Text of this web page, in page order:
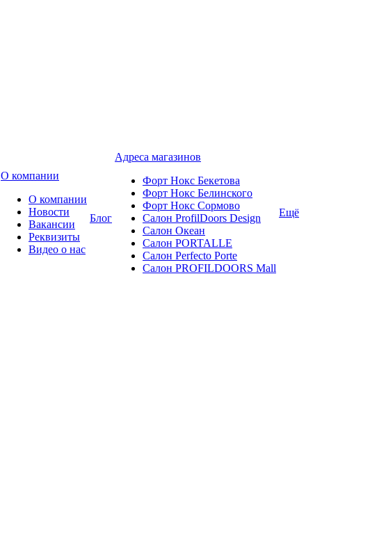
О компании
О компании
Новости
Вакансии
Реквизиты
Видео о нас
Блог
Адреса магазинов
Форт Нокс Бекетова
Форт Нокс Белинского
Форт Нокс Сормово
Салон ProfilDoors Design
Салон Океан
Салон PORTALLE
Салон Perfecto Portе
Салон PROFILDOORS Mall
Ещё